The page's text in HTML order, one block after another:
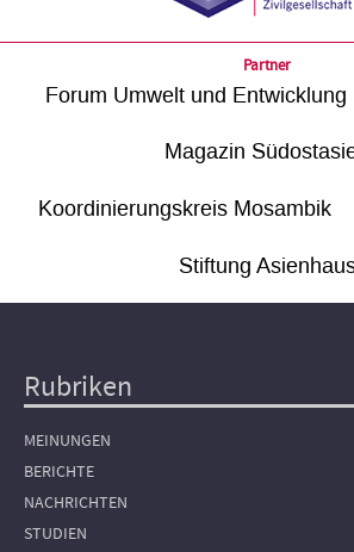
Partner
Forum Umwelt und Entwicklung
Magazin
Koordinierungskreis Mosambik
Stiftung
Hauptnavigation
Rubriken
MEINUNGEN
BERICHTE
NACHRICHTEN
STUDIEN